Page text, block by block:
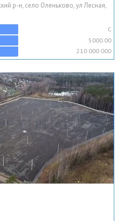
р-н, село Оленьково, ул Лесная,
C
5000.00
210 000 000